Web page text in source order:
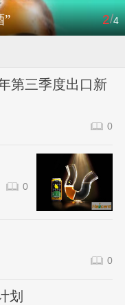
” 2/4
第三季度出口新
0
0
0
划